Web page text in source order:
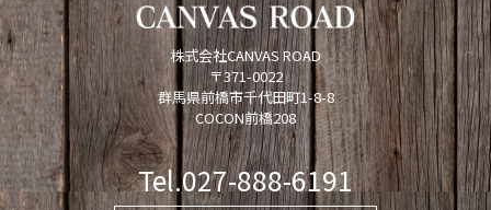
株式会社CANVAS ROAD
〒371-0022
群馬県前橋市千代田町1-8-8
COCON前橋208
Tel.027-888-6191